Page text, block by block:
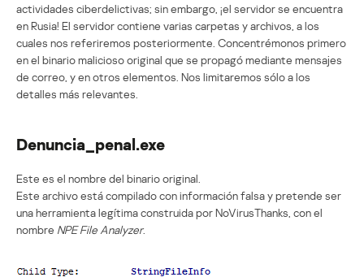
actividades ciberdelictivas; sin embargo, ¡el servidor se encuentra
en Rusia! El servidor contiene varias carpetas y archivos, a los
cuales nos referiremos posteriormente. Concentrémonos primero
en el binario malicioso original que se propagó mediante mensajes
de correo, y en otros elementos. Nos limitaremos sólo a los
detalles más relevantes.
Denuncia_penal.exe
Este es el nombre del binario original.
Este archivo está compilado con información falsa y pretende ser
una herramienta legítima construida por NoVirusThanks, con el
nombre NPE File Analyzer.